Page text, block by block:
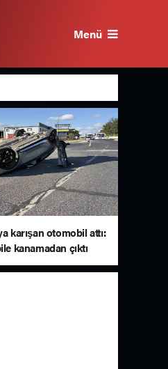
Menü
karışan otomobil attı:
kanamadan çıktı